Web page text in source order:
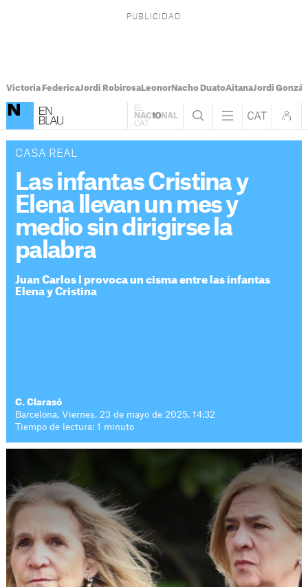
Victoria FedericaJordi RobirosaLeonorNacho DuatoAitanaJordi
CASA REAL
Las infantas Cristina y
Elena llevan un mes y
medio sin dirigirse la
palabra
Juan Carlos I provoca un cisma entre las infantas
Elena y Cristina
C. Clarasó
Barcelona. Viernes, 23 de mayo de 2025. 14:32
Tiempo de lectura: 1 minuto